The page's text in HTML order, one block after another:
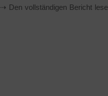
⇢ Den vollständigen Bericht